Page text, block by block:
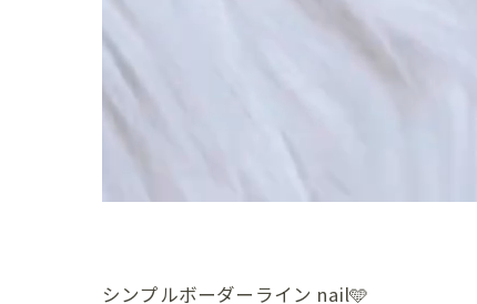
シンプルボーダーライン nail🩵